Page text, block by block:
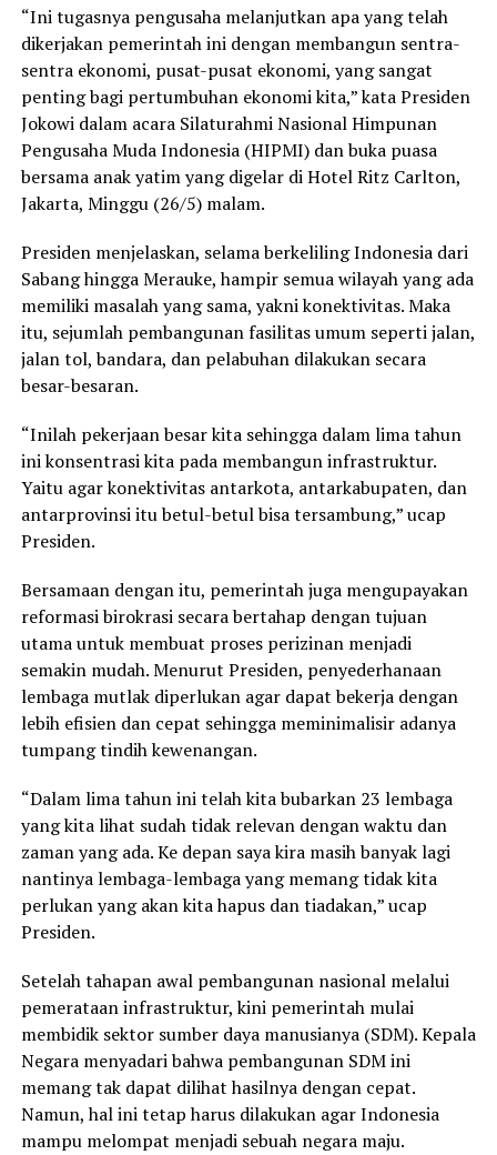
“Ini tugasnya pengusaha melanjutkan apa yang telah
dikerjakan pemerintah ini dengan membangun sentra-
sentra ekonomi, pusat-pusat ekonomi, yang sangat
penting bagi pertumbuhan ekonomi kita,” kata Presiden
Jokowi dalam acara Silaturahmi Nasional Himpunan
Pengusaha Muda Indonesia (HIPMI) dan buka puasa
bersama anak yatim yang digelar di Hotel Ritz Carlton,
Jakarta, Minggu (26/5) malam.
Presiden menjelaskan, selama berkeliling Indonesia dari
Sabang hingga Merauke, hampir semua wilayah yang ada
memiliki masalah yang sama, yakni konektivitas. Maka
itu, sejumlah pembangunan fasilitas umum seperti jalan,
jalan tol, bandara, dan pelabuhan dilakukan secara
besar-besaran.
“Inilah pekerjaan besar kita sehingga dalam lima tahun
ini konsentrasi kita pada membangun infrastruktur.
Yaitu agar konektivitas antarkota, antarkabupaten, dan
antarprovinsi itu betul-betul bisa tersambung,” ucap
Presiden.
Bersamaan dengan itu, pemerintah juga mengupayakan
reformasi birokrasi secara bertahap dengan tujuan
utama untuk membuat proses perizinan menjadi
semakin mudah. Menurut Presiden, penyederhanaan
lembaga mutlak diperlukan agar dapat bekerja dengan
lebih efisien dan cepat sehingga meminimalisir adanya
tumpang tindih kewenangan.
“Dalam lima tahun ini telah kita bubarkan 23 lembaga
yang kita lihat sudah tidak relevan dengan waktu dan
zaman yang ada. Ke depan saya kira masih banyak lagi
nantinya lembaga-lembaga yang memang tidak kita
perlukan yang akan kita hapus dan tiadakan,” ucap
Presiden.
Setelah tahapan awal pembangunan nasional melalui
pemerataan infrastruktur, kini pemerintah mulai
membidik sektor sumber daya manusianya (SDM). Kepala
Negara menyadari bahwa pembangunan SDM ini
memang tak dapat dilihat hasilnya dengan cepat.
Namun, hal ini tetap harus dilakukan agar Indonesia
mampu melompat menjadi sebuah negara maju.